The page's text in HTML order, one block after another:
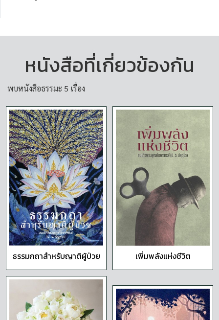
หนังสือที่เกี่ยวข้องกัน
พบหนังสือธรรมะ 5 เรื่อง
ธรรมกถาสำหรับญาติผู้ป่วย เพิ่มพลังแห่งชีวิต